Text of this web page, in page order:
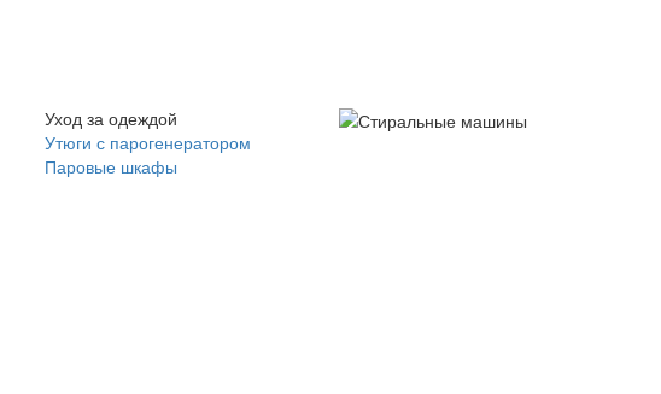
Уход за одеждой
Утюги с парогенератором
Паровые шкафы